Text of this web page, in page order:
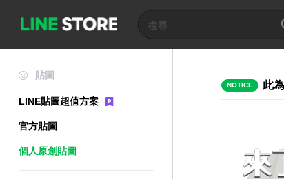
貼圖
LINE貼圖超值方案
官方貼圖
個人原創貼圖
NOTICE 此